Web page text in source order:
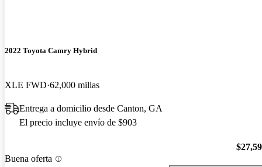
2022 Toyota Camry Hybrid
XLE FWD 62,000 millas
Entrega a domicilio desde Canton, GA
El precio incluye envío de $903
Buena oferta